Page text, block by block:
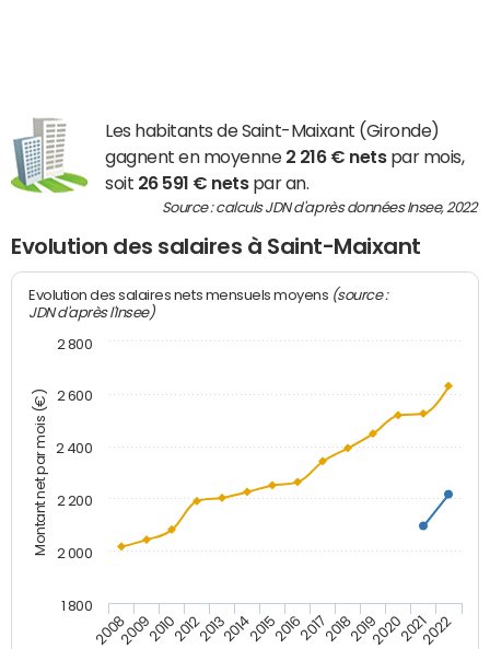
Les habitants de Saint-Maixant (Gironde)
gagnent en moyenne 2 216 € netspar mois,
soit 26 591 € netspar an.
Source : calculs JDN d'après données Insee, 2022
Evolution des salaires à Saint-Maixant
Montant net par mois (€)
Evolution des salaires nets mensuels moyens (source :
JDN d'après l'Insee)
20082009201020122013201420152016201720182019202020212022
1 800
2 000
2 200
2 400
2 600
2 800